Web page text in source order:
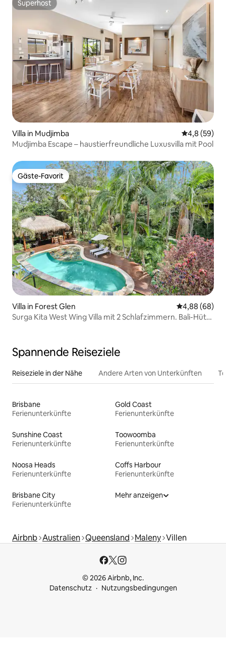
Superhost
Superhost
Villa in Mudjimba
4,8 (59)
Mudjimba Escape – haustierfreundliche Luxusvilla mit Pool
Gäste-Favorit
Gäste-Favorit
Villa in Forest Glen
4,88 (68)
Surga Kita West Wing Villa mit 2 Schlafzimmern. Bali-Hütte
Spannende Reiseziele
Reiseziele in der Nähe Andere Arten von Unterkünften
Brisbane
Ferienunterkünfte
Gold Coast
Ferienunterkünfte
Sunshine Coast
Ferienunterkünfte
Toowoomba
Ferienunterkünfte
Noosa Heads
Ferienunterkünfte
Coffs Harbour
Ferienunterkünfte
Brisbane City
Ferienunterkünfte
Mehr anzeigen
Airbnb Australien Queensland Maleny Villen
© 2026 Airbnb, Inc.
Datenschutz
Nutzungsbedingungen